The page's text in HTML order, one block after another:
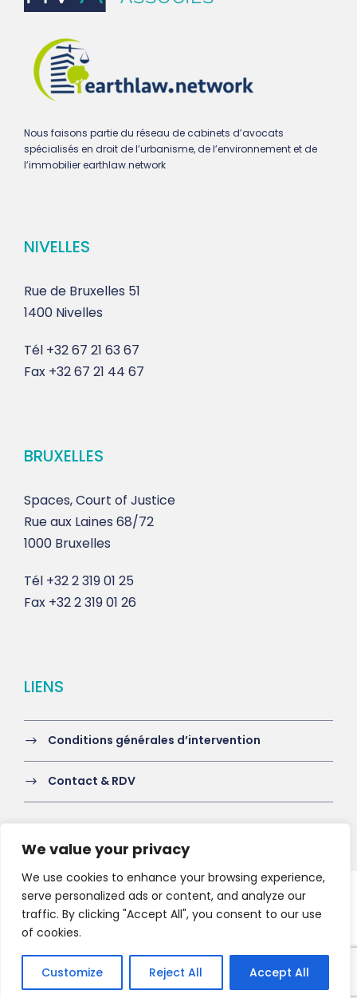
We value your privacy
We use cookies to enhance your browsing experience,
serve personalized ads or content, and analyze our
traffic. By clicking "Accept All", you consent to our use
of cookies.
Customize Reject All Accept All
Nous faisons partie du réseau de cabinets d’avocats
spécialisés en droit de l’urbanisme, de l’environnement et de
l’immobilier earthlaw.network
NIVELLES
Rue de Bruxelles 51
1400 Nivelles
Tél +32 67 21 63 67
Fax +32 67 21 44 67
BRUXELLES
Spaces, Court of Justice
Rue aux Laines 68/72
1000 Bruxelles
Tél +32 2 319 01 25
Fax +32 2 319 01 26
LIENS
Conditions générales d’intervention
Contact & RDV
Copyright 2021 HV-A, All Right Reserved